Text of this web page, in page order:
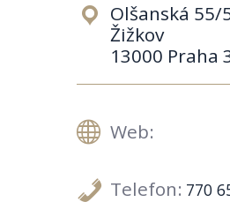
Olšanská 55/
Žižkov
13000 Praha
Web:
Telefon: 770